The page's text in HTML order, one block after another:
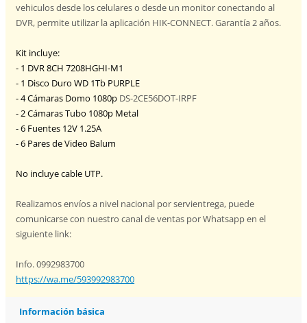
vehiculos desde los celulares o desde un monitor conectando al
DVR, permite utilizar la aplicación HIK-CONNECT. Garantía 2 años.
Kit incluye:
- 1 DVR 8CH 7208HGHI-M1
- 1 Disco Duro WD 1Tb PURPLE
- 4 Cámaras Domo 1080p DS-2CE56DOT-IRPF
- 2 Cámaras Tubo 1080p Metal
- 6 Fuentes 12V 1.25A
- 6 Pares de Video Balum
No incluye cable UTP.
Realizamos envíos a nivel nacional por servientrega, puede
comunicarse con nuestro canal de ventas por Whatsapp en el
siguiente link:
Info. 0992983700
https://wa.me/593992983700
Información básica